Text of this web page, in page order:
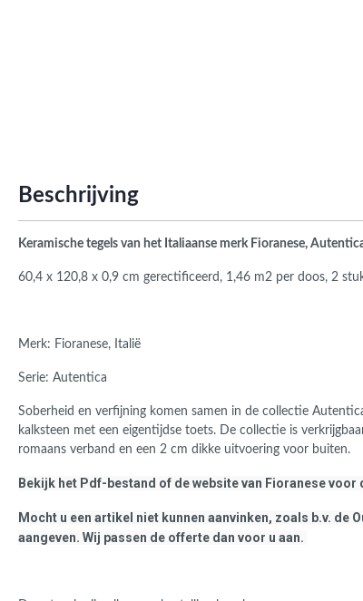
Beschrijving
Keramische tegels van het Italiaanse merk Fioranese,
60,4 x 120,8 x 0,9 cm gerectificeerd, 1,46 m2 per doos, 2
Merk: Fioranese, Italië
Serie: Autentica
Soberheid en verfijning komen samen in de collectie
kalksteen met een eigentijdse toets. De collectie is
romaans verband en een 2 cm dikke uitvoering voor buiten.
Bekijk het Pdf-bestand of de website van Fioranese
Mocht u een artikel niet kunnen aanvinken, zoals b.v.
aangeven. Wij passen de offerte dan voor u aan.